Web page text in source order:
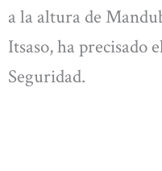
a la altura de
Itsaso, ha precisado
Seguridad.